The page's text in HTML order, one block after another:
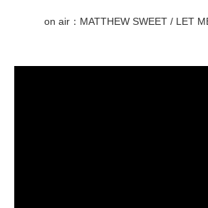
on air：MATTHEW SWEET / LET